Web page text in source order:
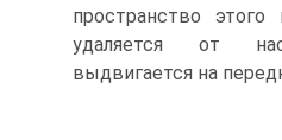
пространство
удаляется от
выдвигается на